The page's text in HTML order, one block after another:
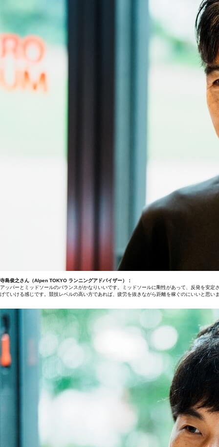
寺島俊之さん（Alpen TOKYO ランニングアドバイザー）：
アッパーとミッドソールのバランスがかなりいいです。ミッドソールに剛性があって、反発を安
げていける感じです。競技レベルの高い方であれば、疲労を抜きながら距離を稼ぐのにいいと思